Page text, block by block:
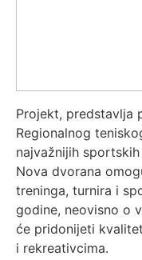
Projekt, predstavlja
Regionalnog
najvažnijih
Nova dvorana
treninga, turnira i
godine, neovisno o
će pridonijeti
i rekreativcima.